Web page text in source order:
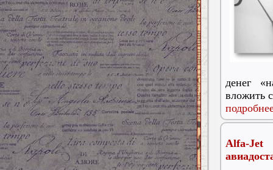
денег
вложить
Alfa-Jet